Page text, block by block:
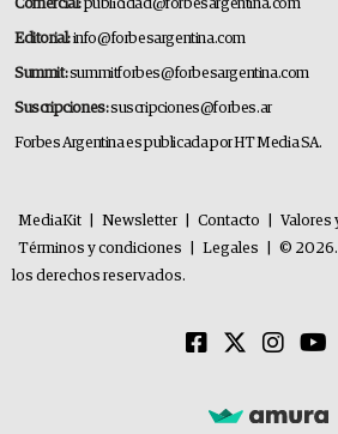
Comercial:publicidad@forbesargentina.com
Editorial:info@forbesargentina.com
Summit:summitforbes@forbesargentina.com
Suscripciones:suscripciones@forbes.ar
Forbes Argentina es publicada por HT Media SA.
MediaKit Newsletter Contacto Valores
Términos y condiciones
Legales
© 2026.
los derechos reservados.